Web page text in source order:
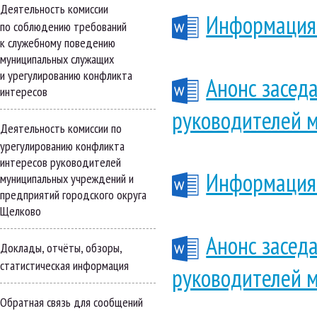
Деятельность комиссии
по соблюдению требований
к служебному поведению
муниципальных служащих
и урегулированию конфликта
интересов
Деятельность комиссии по
урегулированию конфликта
интересов руководителей
муниципальных учреждений и
предприятий городского округа
Щелково
Доклады, отчёты, обзоры,
статистическая информация
Обратная связь для сообщений
Анонс
Анонс